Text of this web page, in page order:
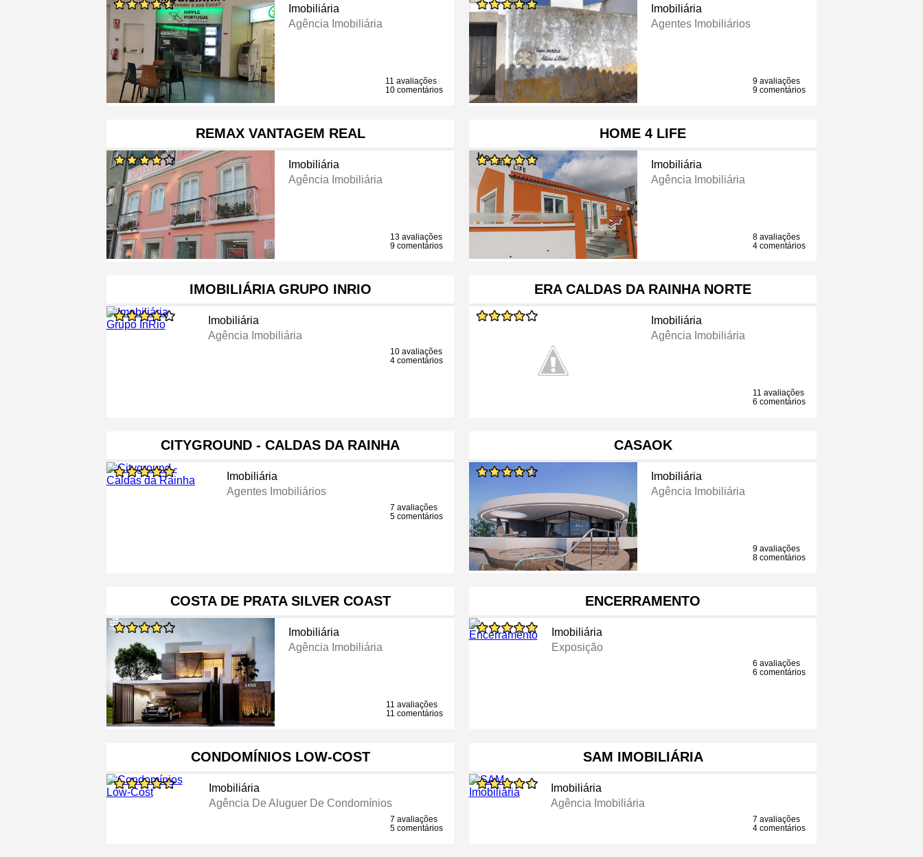
Imobiliária
Agência Imobiliária
11 avaliações
10 comentários
Imobiliária
Agentes Imobiliários
9 avaliações
9 comentários
REMAX VANTAGEM REAL
Imobiliária
Agência Imobiliária
13 avaliações
9 comentários
HOME 4 LIFE
Imobiliária
Agência Imobiliária
8 avaliações
4 comentários
IMOBILIÁRIA GRUPO INRIO
Imobiliária
Agência Imobiliária
10 avaliações
4 comentários
ERA CALDAS DA RAINHA NORTE
Imobiliária
Agência Imobiliária
11 avaliações
6 comentários
CITYGROUND - CALDAS DA RAINHA
Imobiliária
Agentes Imobiliários
7 avaliações
5 comentários
CASAOK
Imobiliária
Agência Imobiliária
9 avaliações
8 comentários
COSTA DE PRATA SILVER COAST
Imobiliária
Agência Imobiliária
11 avaliações
11 comentários
ENCERRAMENTO
Imobiliária
Exposição
6 avaliações
6 comentários
CONDOMÍNIOS LOW-COST
Imobiliária
Agência De Aluguer De Condomínios
7 avaliações
5 comentários
SAM IMOBILIÁRIA
Imobiliária
Agência Imobiliária
7 avaliações
4 comentários